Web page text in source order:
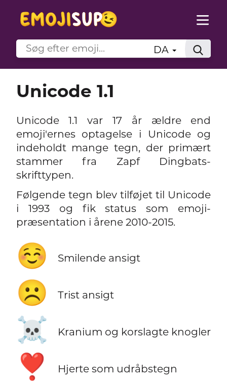
DA
Unicode 1.1
Unicode 1.1 var 17 år ældre end
emoji'ernes optagelse i Unicode og
indeholdt mange tegn, der primært
stammer fra Zapf Dingbats-
skrifttypen.
Følgende tegn blev tilføjet til Unicode
i 1993 og fik status som emoji-
præsentation i årene 2010-2015.
☺️ Smilende ansigt
☹️ Trist ansigt
☠️ Kranium og korslagte knogler
❣️ Hjerte som udråbstegn